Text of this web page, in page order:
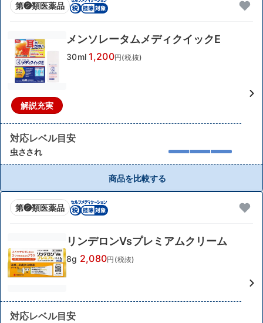
第❷類医薬品
解説充実
メンソレータムメディクイックE
30ml 1,200円(税抜)
対応レベル目安
虫さされ
商品を比較する
第❷類医薬品
リンデロンVsプレミアムクリーム
8g 2,080円(税抜)
対応レベル目安